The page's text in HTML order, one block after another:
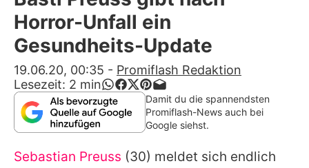
Alle Themen auf Promiflash
Jobs
App runterladen
Team
Redaktionelle Richtlinien
Impressum
Horror-Unfall ein
Gesundheits-Update
19.06.20, 00:35 - Promiflash Redaktion
Lesezeit: 2 min
Damit du die spannendsten
Promiflash-News auch bei
Google siehst.
Sebastian Preuss (30) meldet sich endlich